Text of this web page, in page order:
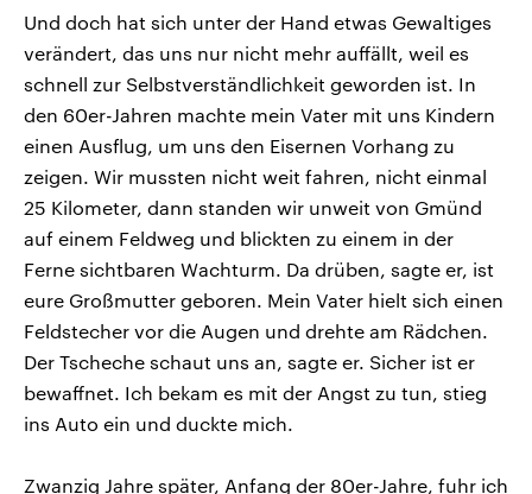
Und doch hat sich unter der Hand etwas Gewaltiges
verändert, das uns nur nicht mehr auffällt, weil es
schnell zur Selbstverständlichkeit geworden ist. In
den 60er-Jahren machte mein Vater mit uns Kindern
einen Ausflug, um uns den Eisernen Vorhang zu
zeigen. Wir mussten nicht weit fahren, nicht einmal
25 Kilometer, dann standen wir unweit von Gmünd
auf einem Feldweg und blickten zu einem in der
Ferne sichtbaren Wachturm. Da drüben, sagte er, ist
eure Großmutter geboren. Mein Vater hielt sich einen
Feldstecher vor die Augen und drehte am Rädchen.
Der Tscheche schaut uns an, sagte er. Sicher ist er
bewaffnet. Ich bekam es mit der Angst zu tun, stieg
ins Auto ein und duckte mich.
Zwanzig Jahre später, Anfang der 80er-Jahre, fuhr ich